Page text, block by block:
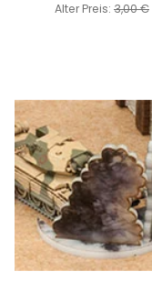
Alter Preis: 3,00 €